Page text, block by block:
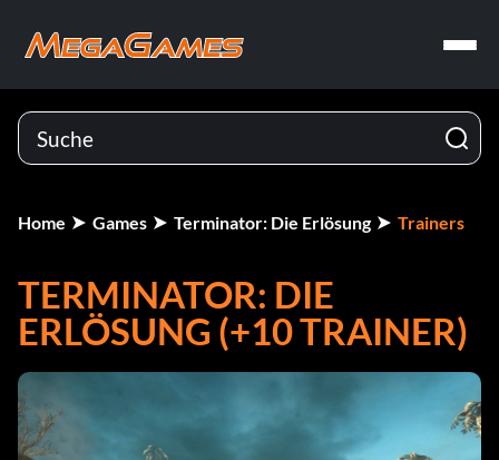
Home Games Terminator: Die Erlösung Trainers
TERMINATOR: DIE
ERLÖSUNG (+10 TRAINER)